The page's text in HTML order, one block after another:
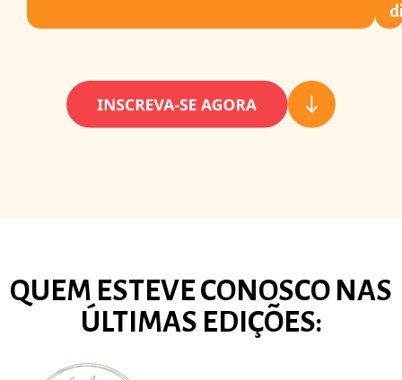
QUEM ESTEVE CONOSCO NAS
ÚLTIMAS EDIÇÕES: